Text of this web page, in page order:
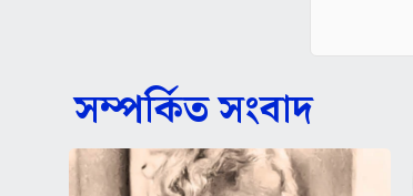
সম্পর্কিত সংবাদ